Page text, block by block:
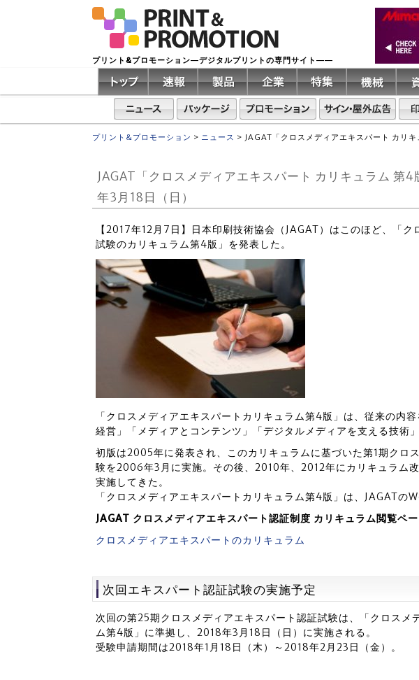
プリント&プロモーション―デジタルプリントの専門サイト――
プリント&プロモーション > ニュース > JAGAT「クロスメディアエキスパート カリ
JAGAT「クロスメディアエキスパート カリキュラム
年3月18日（日）
【2017年12月7日】日本印刷技術協会（JAGAT）はこのほど、「
試験のカリキュラム第4版」を発表した。
「クロスメディアエキスパートカリキュラム第4版」は、従来の内
経営」「メディアとコンテンツ」「デジタルメディアを支える技術
初版は2005年に発表され、このカリキュラムに基づいた第1期クロ
験を2006年3月に実施。その後、2010年、2012年にカリキュラム
実施してきた。
「クロスメディアエキスパートカリキュラム第4版」は、JAGATの
JAGAT クロスメディアエキスパート認証制度 カリキュラム閲覧ペ
クロスメディアエキスパートのカリキュラム
次回エキスパート認証試験の実施予定
次回の第25期クロスメディアエキスパート認証試験は、「クロスメ
ム第4版」に準拠し、2018年3月18日（日）に実施される。
受験申請期間は2018年1月18日（木）～2018年2月23日（金）。